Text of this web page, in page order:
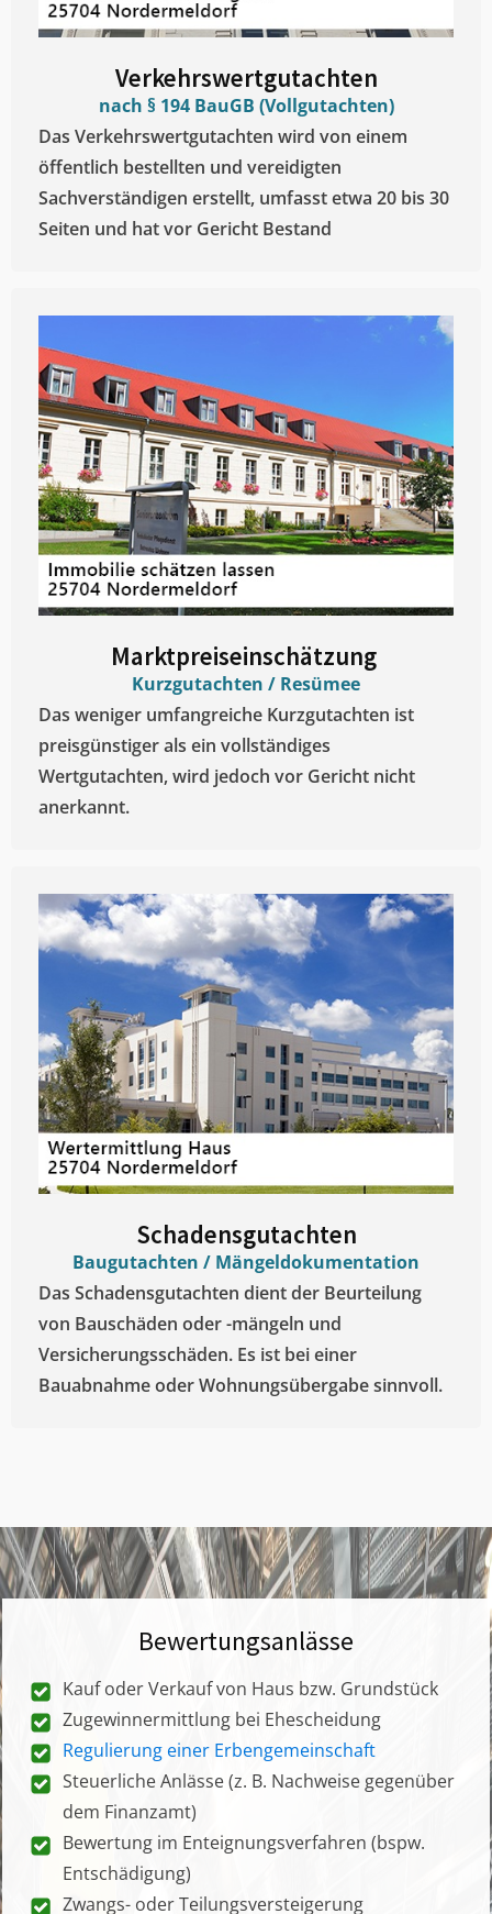
Verkehrswertgutachten
nach § 194 BauGB (Vollgutachten)
Das Verkehrswertgutachten wird von einem
öffentlich bestellten und vereidigten
Sachverständigen erstellt, umfasst etwa 20 bis 30
Seiten und hat vor Gericht Bestand
Marktpreiseinschätzung ​
Kurzgutachten / Resümee
Das weniger umfangreiche Kurzgutachten ist
preisgünstiger als ein vollständiges
Wertgutachten, wird jedoch vor Gericht nicht
anerkannt.
Schadensgutachten
Baugutachten / Mängeldokumentation
Das Schadensgutachten dient der Beurteilung
von Bauschäden oder -mängeln und
Versicherungsschäden. Es ist bei einer
Bauabnahme oder Wohnungsübergabe sinnvoll.
Bewertungsanlässe
Kauf oder Verkauf von Haus bzw. Grundstück
Zugewinnermittlung bei Ehescheidung
Regulierung einer Erbengemeinschaft
Steuerliche Anlässe (z. B. Nachweise gegenüber
dem Finanzamt)
Bewertung im Enteignungsverfahren (bspw.
Entschädigung)
Zwangs- oder Teilungsversteigerung